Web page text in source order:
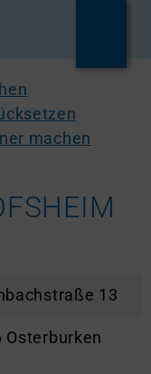
13
Osterburken